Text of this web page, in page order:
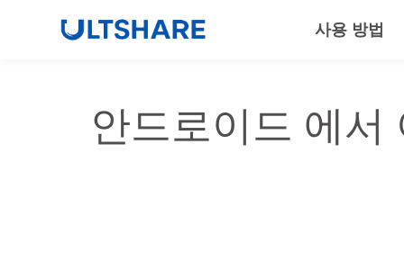
사용 방법
안드로이드 에서